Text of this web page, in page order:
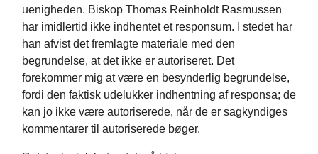
uenigheden. Biskop Thomas Reinholdt Rasmussen
har imidlertid ikke indhentet et responsum. I stedet har
han afvist det fremlagte materiale med den
begrundelse, at det ikke er autoriseret. Det
forekommer mig at være en besynderlig begrundelse,
fordi den faktisk udelukker indhentning af responsa; de
kan jo ikke være autoriserede, når de er sagkyndiges
kommentarer til autoriserede bøger.